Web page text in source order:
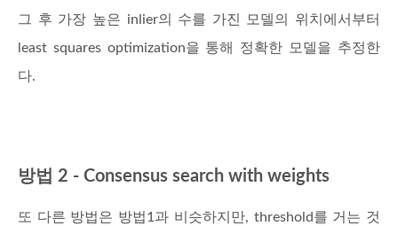
그 후 가장 높은 inlier의 수를 가진 모델의 위치에서부터
least squares optimization을 통해 정확한 모델을 추정한
다.
방법 2 - Consensus search with weights
또 다른 방법은 방법1과 비슷하지만, threshold를 거는 것